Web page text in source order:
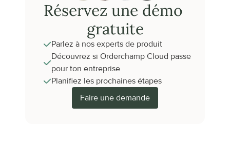
Réservez une démo
gratuite
Parlez à nos experts de produit
Découvrez si Orderchamp Cloud passe
pour ton entreprise
Planifiez les prochaines étapes
Faire une demande